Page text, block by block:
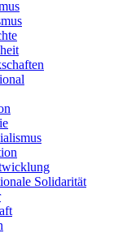
Solidarität